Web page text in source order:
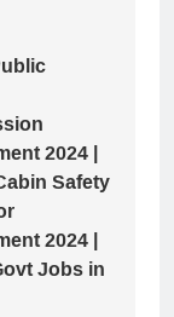
2024 |
Safety
2024 |
Jobs in